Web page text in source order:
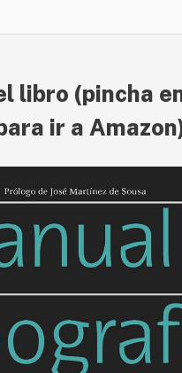
libro (pincha
ir a